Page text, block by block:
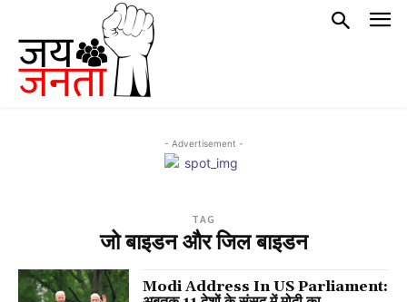
- Advertisement -
TAG
जो बाइडन और जिल बाइडन
Modi Address In US Parliament: